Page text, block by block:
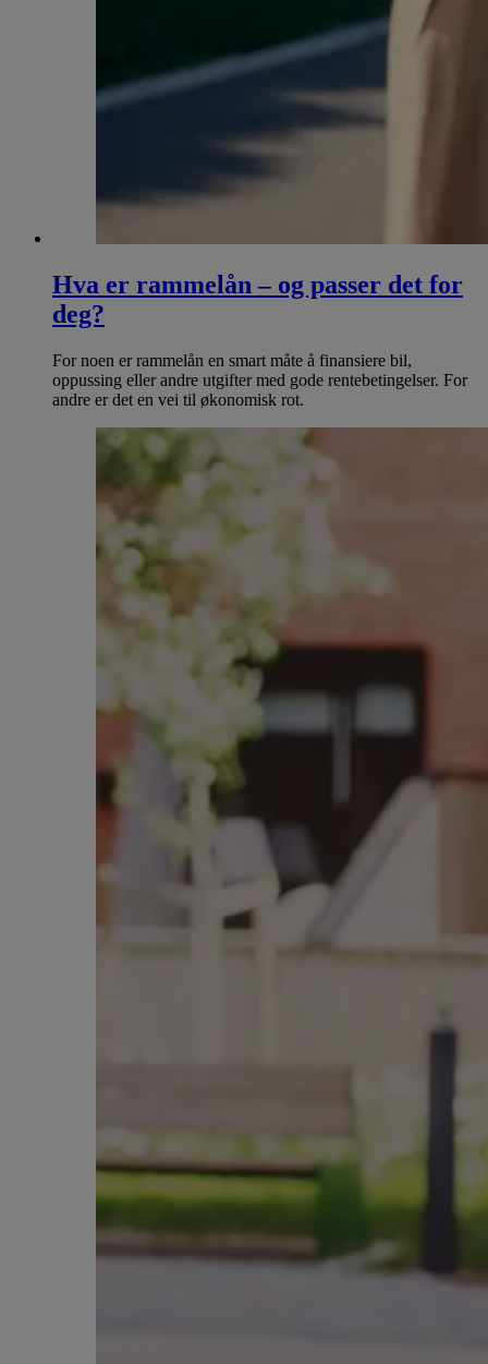
Hva er rammelån – og passer det for
deg?
For noen er rammelån en smart måte å finansiere bil,
oppussing eller andre utgifter med gode rentebetingelser. For
andre er det en vei til økonomisk rot.